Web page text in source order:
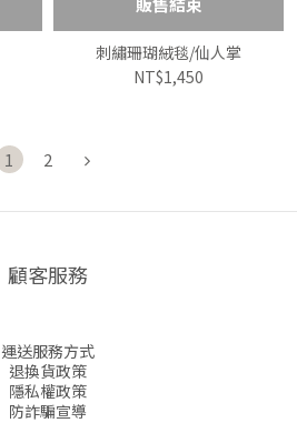
刺繡珊瑚絨毯/仙人掌
NT$1,450
1 2
顧客服務
運送服務方式
退換貨政策
隱私權政策
防詐騙宣導